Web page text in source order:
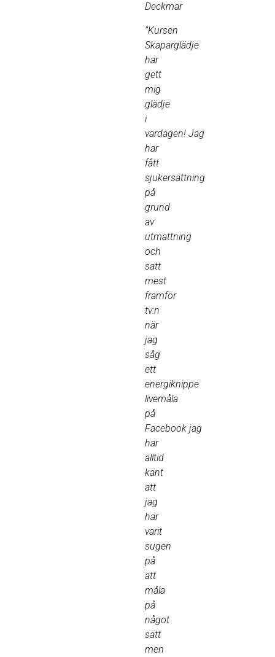
Deckmar
”Kursen
Skaparglädje
har
gett
mig
glädje
i
vardagen! Jag
har
fått
sjukersättning
på
grund
av
utmattning
och
satt
mest
framför
tv:n
när
jag
såg
ett
energiknippe
livemåla
på
Facebook jag
har
alltid
känt
att
jag
har
varit
sugen
på
att
måla
på
något
sätt
men